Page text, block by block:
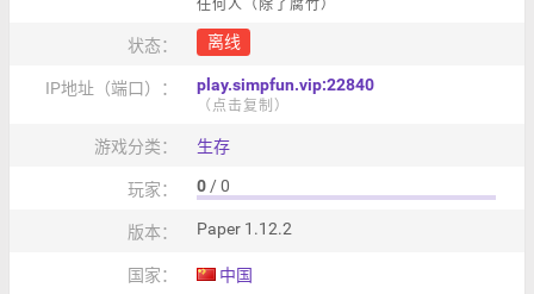
任何人（除了腐竹）
状态： 离线
IP地址（端口）： play.simpfun.vip:22840
（点击复制）
游戏分类： 生存
玩家： 0 / 0
版本： Paper 1.12.2
国家： 中国